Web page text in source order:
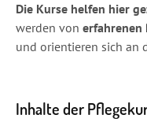
Die Kurse helfen hier
werden von erfahrenen
und orientieren sich an
Inhalte der